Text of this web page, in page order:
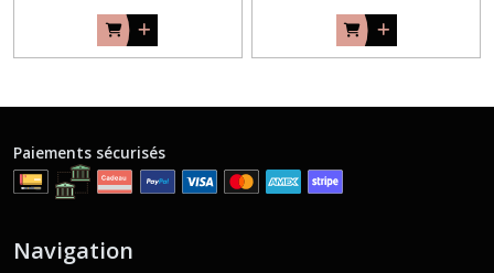
Paiements sécurisés
Navigation